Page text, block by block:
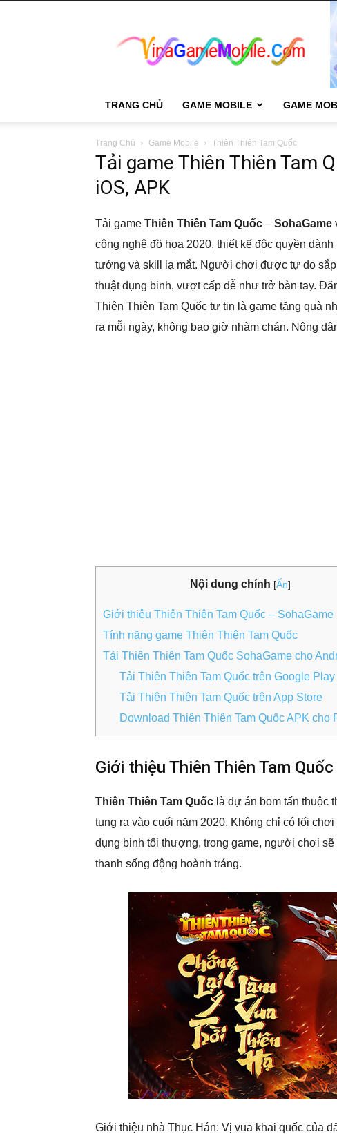
Mobile
TRANG CHỦ GAME MOBILE GAME
Trang Chủ Game Mobile Thiên Thiên Tam Quốc
Tải game Thiên Thiên Tam
iOS, APK
Tải game Thiên Thiên Tam Quốc – SohaGame
công nghệ đồ họa 2020, thiết kế độc quyền
tướng và skill lạ mắt. Người chơi được tự do
thuật dụng binh, vượt cấp dễ như trở bàn tay.
Thiên Thiên Tam Quốc tự tin là game tặng quà
ra mỗi ngày, không bao giờ nhàm chán. Nông
Nội dung chính [Ẩn]
Giới thiệu Thiên Thiên Tam Quốc – SohaGame
Tính năng game Thiên Thiên Tam Quốc
Tải Thiên Thiên Tam Quốc SohaGame cho
Tải Thiên Thiên Tam Quốc trên Google Play
Tải Thiên Thiên Tam Quốc trên App Store
Download Thiên Thiên Tam Quốc APK cho
Giới thiệu Thiên Thiên Tam
Thiên Thiên Tam Quốc là dự án bom tấn thuộc
tung ra vào cuối năm 2020. Không chỉ có lối
dụng binh tối thượng, trong game, người chơi
thanh sống động hoành tráng.
Giới thiệu nhà Thục Hán: Vị vua khai quốc của